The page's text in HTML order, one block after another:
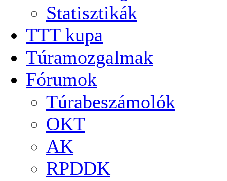
Statisztikák
TTT kupa
Túramozgalmak
Fórumok
Túrabeszámolók
OKT
AK
RPDDK